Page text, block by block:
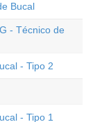
Bucal
- Técnico de
- Tipo 2
- Tipo 1